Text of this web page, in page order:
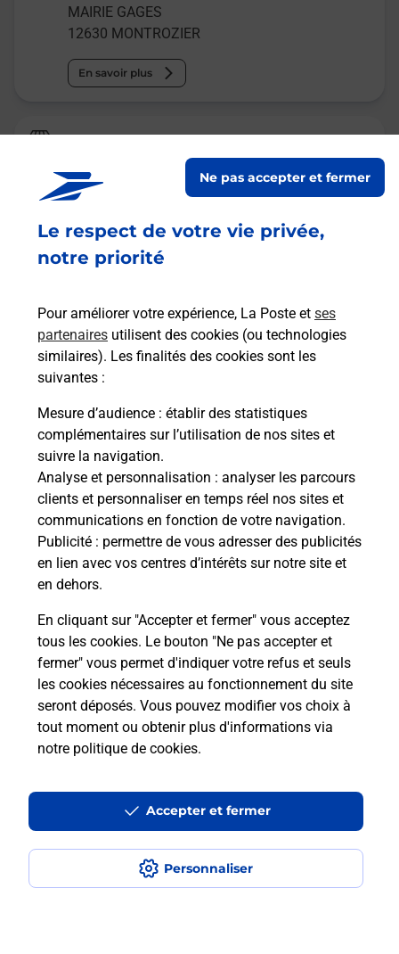
Le respect de votre vie privée,
notre priorité
Pour améliorer votre expérience, La Poste et ses
partenaires utilisent des cookies (ou technologies
similaires). Les finalités des cookies sont les
suivantes :
Mesure d’audience : établir des statistiques
complémentaires sur l’utilisation de nos sites et
suivre la navigation.
Analyse et personnalisation : analyser les parcours
clients et personnaliser en temps réel nos sites et
communications en fonction de votre navigation.
Publicité : permettre de vous adresser des publicités
en lien avec vos centres d’intérêts sur notre site et
en dehors.
En cliquant sur "Accepter et fermer" vous acceptez
tous les cookies. Le bouton "Ne pas accepter et
fermer" vous permet d'indiquer votre refus et seuls
les cookies nécessaires au fonctionnement du site
seront déposés. Vous pouvez modifier vos choix à
tout moment ou obtenir plus d'informations via
notre politique de cookies.
Personnaliser
Ne pas accepter et fermer
Accepter et fermer
MAIRIE GAGES
12630 MONTROZIER
En savoir plus
La Poste Agence Communale
AGEN D AVEYRON MAIRIE
jusqu'à 08h00
PLACE MARC ROBERT
12630 AGEN D AVEYRON
Malin !
La Poste
en ligne
Ouvert 24h/24
En savoir plus
MONTROZIER
EPICERIE STATION SERVICE LECLERC
Accessibilité : partiellement conforme
Conditions contractuelles
Mentions légales